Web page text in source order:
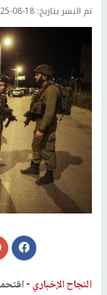
تم النشر بتاريخ: 08-18 20:28
النجاح الإخباري -